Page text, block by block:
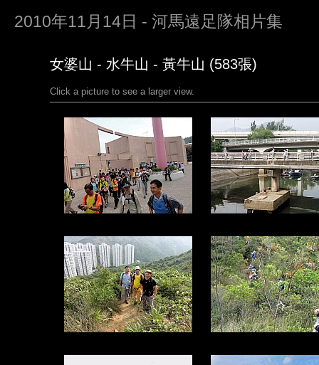
2010年11月14日 - 河馬遠足隊相片集
女婆山 - 水牛山 - 黃牛山 (583張)
Click a picture to see a larger view.